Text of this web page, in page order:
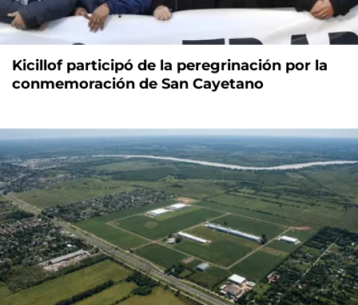
Kicillof participó de la peregrinación por la
conmemoración de San Cayetano